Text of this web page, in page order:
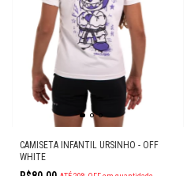
CAMISETA INFANTIL URSINHO - OFF
WHITE